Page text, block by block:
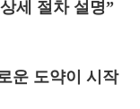
세 절차 설명”
운 도약이 시작